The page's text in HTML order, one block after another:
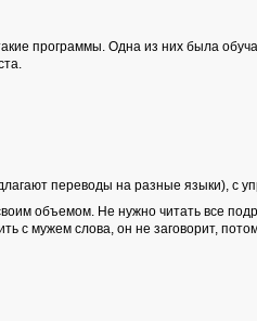
программы. Одна из них была
переводы на разные языки), с
объемом. Не нужно читать все
мужем слова, он не заговорит,